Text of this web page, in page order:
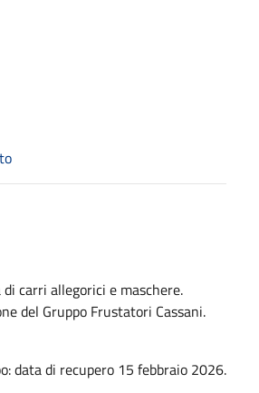
carri allegorici e maschere.
del Gruppo Frustatori Cassani.
data di recupero 15 febbraio 2026.